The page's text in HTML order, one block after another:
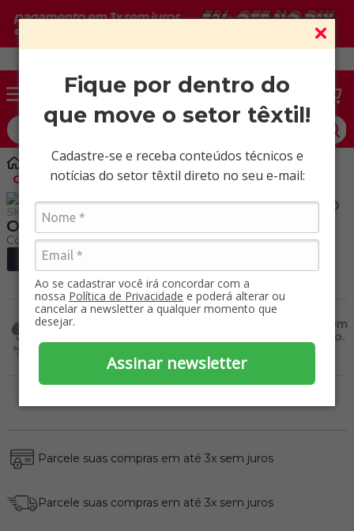
Fique por dentro do
que move o setor têxtil!
Cadastre-se e receba conteúdos técnicos e
notícias do setor têxtil direto no seu e-mail:
Ao se cadastrar você irá concordar com a
nossa Política de Privacidade e poderá alterar ou
cancelar a newsletter a qualquer momento que
desejar.
Assinar newsletter
O que você procura?
Tecidos Planos
Alfaiataria
Oxford Premium / Mt
SKU 50554000
Oxford Premium / Mt
Seca rapidamente
após lavagem ou
uso.
Secagem Rápida
Elasticidade sem
uso de elastano.
Mechanical Strech
Parcele suas compras em até 3x sem juros
Parcele suas compras em até 3x sem juros